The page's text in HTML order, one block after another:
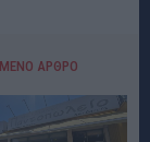
ΆΡΘΡΟ